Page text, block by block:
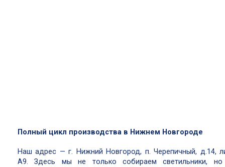
Полный цикл производства в Нижнем Новгороде
Наш адрес — г. Нижний Новгород, п. Черепичный, д.14,
А9. Здесь мы не только собираем светильники,